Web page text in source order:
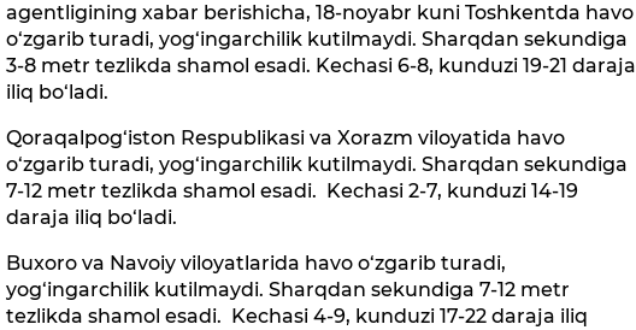
agentligining xabar berishicha, 18-noyabr kuni Toshkentda havo
o‘zgarib turadi, yog‘ingarchilik kutilmaydi. Sharqdan sekundiga
3-8 metr tezlikda shamol esadi. Kechasi 6-8, kunduzi 19-21 daraja
iliq bo‘ladi.
Qoraqalpog‘iston Respublikasi va Xorazm viloyatida havo
o‘zgarib turadi, yog‘ingarchilik kutilmaydi. Sharqdan sekundiga
7-12 metr tezlikda shamol esadi. Kechasi 2-7, kunduzi 14-19
daraja iliq bo‘ladi.
Buxoro va Navoiy viloyatlarida havo o‘zgarib turadi,
yog‘ingarchilik kutilmaydi. Sharqdan sekundiga 7-12 metr
tezlikda shamol esadi. Kechasi 4-9, kunduzi 17-22 daraja iliq